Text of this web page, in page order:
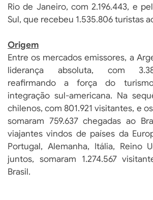
Rio de Janeiro, com 2.196.443, e
Sul, que recebeu 1.535.806 turistas
Origem
Entre os mercados emissores, a
liderança absoluta, com
reafirmando a força do
integração sul-americana. Na
chilenos, com 801.921 visitantes, e
somaram 759.637 chegadas ao
viajantes vindos de países da
Portugal, Alemanha, Itália, Reino
juntos, somaram 1.274.567
Brasil.